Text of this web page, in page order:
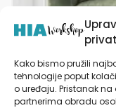
Kako bismo pružili
tehnologije poput
o uređaju. Pristanak
partnerima obradu
Tapete za zid |